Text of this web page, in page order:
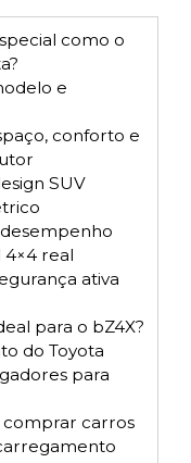
como o
e
conforto e
SUV
real
ativa
para o bZ4X?
do Toyota
para
comprar carros